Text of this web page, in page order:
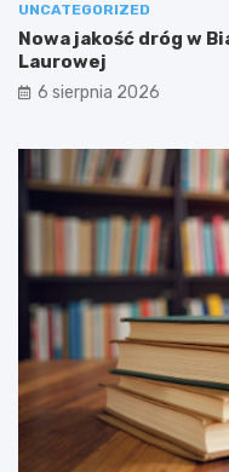
UNCATEGORIZED
Nowa jakość dróg w
Laurowej
6 sierpnia 2026